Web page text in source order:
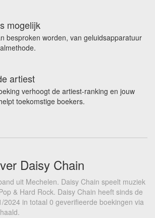
mogelijk
besproken worden, van geluidsapparatuur
artiest
verhoogt de artiest-ranking en jouw
toekomstige boekers.
Daisy Chain
uit Mechelen. Daisy Chain speelt muziek
& Hard Rock. Daisy Chain heeft sinds de
2024 in totaal 0 geverifieerde boekingen via